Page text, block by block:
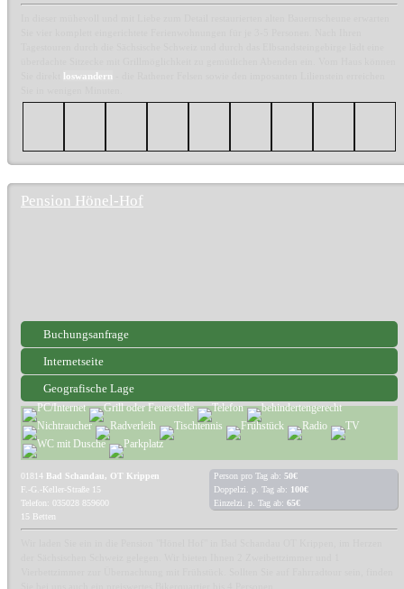
loswandern
Pension Hönel-Hof
Buchungsanfrage
Internetseite
Geografische Lage
01814 Bad Schandau, OT Krippen
F.-G.-Keller-Straße 15
Telefon: 035028 859600
15 Betten
Person pro Tag ab: 50€
Doppelzi. p. Tag ab: 100€
Einzelzi. p. Tag ab: 65€